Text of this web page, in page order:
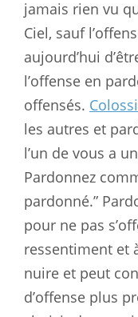
jamais rien vu
Ciel, sauf
aujourd’hui
l’offense en
offensés.
les autres et
l’un de vous a
Pardonnez
pardonné.”
pour ne pas
ressentiment et
nuire et peut
d’offense plus